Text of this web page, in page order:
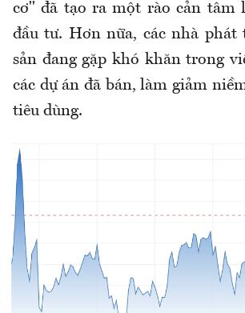
cơ" đã tạo ra một rào cản tâm
đầu tư. Hơn nữa, các nhà phát
sản đang gặp khó khăn trong
các dự án đã bán, làm giảm
tiêu dùng.